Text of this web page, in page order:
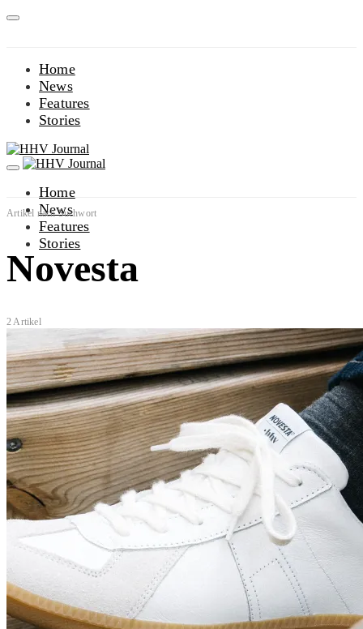
Home
News
Features
Stories
Home
News
Features
Stories
Artikel nach Suchwort
Novesta
2 Artikel